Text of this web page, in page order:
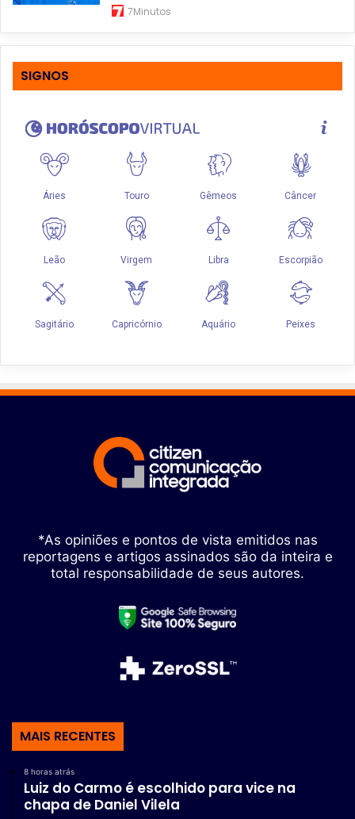
7Minutos
SIGNOS
*As opiniões e pontos de vista emitidos nas
reportagens e artigos assinados são da inteira e
total responsabilidade de seus autores.
MAIS RECENTES
8 horas atrás
Luiz do Carmo é escolhido para vice na
chapa de Daniel Vilela